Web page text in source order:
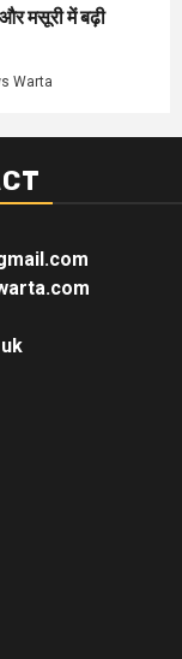
मसूरी में बढ़ी
Warta